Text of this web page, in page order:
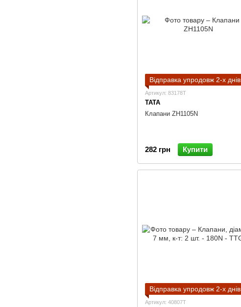
Відправка упродовж 2-х днів
Артикул: 83178T
TATA
Клапани ZH1105N
282 грн Купити
Відправка упродовж 2-х днів
Артикул: 40807T